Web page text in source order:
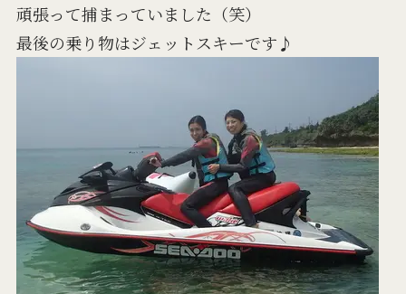
頑張って捕まっていました（笑）
最後の乗り物はジェットスキーです♪